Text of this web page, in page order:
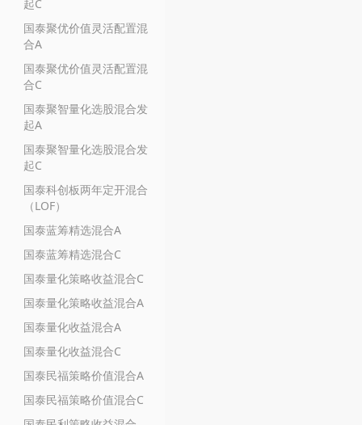
起C
国泰聚优价值灵活配置混
合A
国泰聚优价值灵活配置混
合C
国泰聚智量化选股混合发
起A
国泰聚智量化选股混合发
起C
国泰科创板两年定开混合
（LOF）
国泰蓝筹精选混合A
国泰蓝筹精选混合C
国泰量化策略收益混合C
国泰量化策略收益混合A
国泰量化收益混合A
国泰量化收益混合C
国泰民福策略价值混合A
国泰民福策略价值混合C